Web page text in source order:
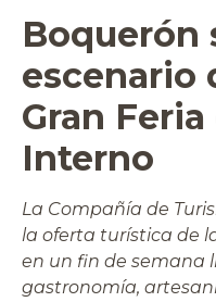
Boquerón
escenario
Gran
Interno
La Compañía de
la oferta turística de
en un fin de semana
gastronomía,